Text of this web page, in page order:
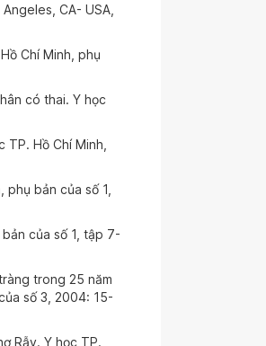
CA- USA,
Chí Minh, phụ
có thai. Y học
Hồ Chí Minh,
bản của số 1,
của số 1, tập 7-
trong 25 năm
số 3, 2004: 15-
Rẫy. Y học TP.